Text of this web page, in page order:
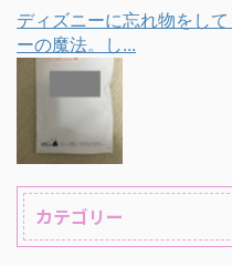
ディズニーに忘れ物をし
ーの魔法。し...
カテゴリー